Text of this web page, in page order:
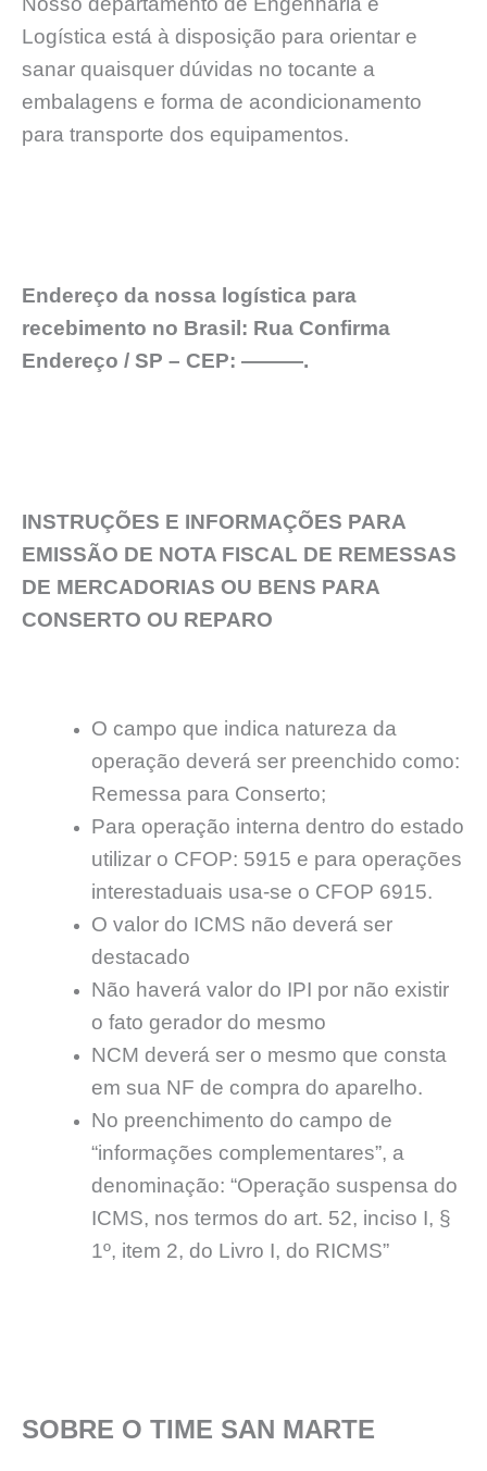
Logística está à disposição para orientar e
sanar quaisquer dúvidas no tocante a
embalagens e forma de acondicionamento
para transporte dos equipamentos.
Endereço da nossa logística para
recebimento no Brasil: Rua Confirma
Endereço / SP – CEP: ———.
INSTRUÇÕES E INFORMAÇÕES PARA
EMISSÃO DE NOTA FISCAL DE REMESSAS
DE MERCADORIAS OU BENS PARA
CONSERTO OU REPARO
O campo que indica natureza da
operação deverá ser preenchido como:
Remessa para Conserto;
Para operação interna dentro do estado
utilizar o CFOP: 5915 e para operações
interestaduais usa-se o CFOP 6915.
O valor do ICMS não deverá ser
destacado
Não haverá valor do IPI por não existir
o fato gerador do mesmo
NCM deverá ser o mesmo que consta
em sua NF de compra do aparelho.
No preenchimento do campo de
“informações complementares”, a
denominação: “Operação suspensa do
ICMS, nos termos do art. 52, inciso I, §
1º, item 2, do Livro I, do RICMS”
SOBRE O TIME SAN MARTE